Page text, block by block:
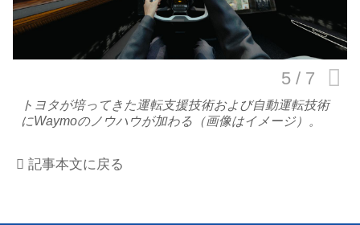
ライフスタイル
テクノロジー
運営会社
利用規約
トヨタが培ってきた運転支援技術および自動運転技術
にWaymoのノウハウが加わる（画像はイメージ）。
記事本文に戻る